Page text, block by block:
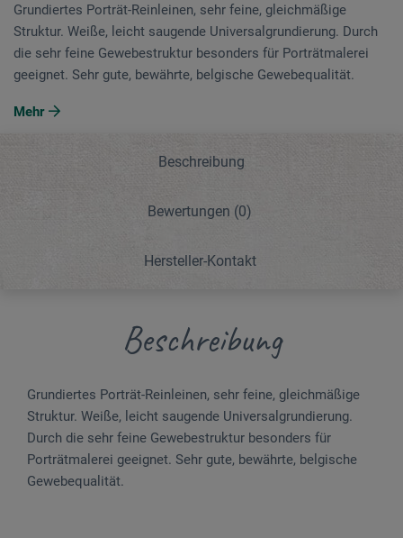
Grundiertes Porträt-Reinleinen, sehr feine, gleichmäßige
Struktur. Weiße, leicht saugende Universalgrundierung. Durch
die sehr feine Gewebestruktur besonders für Porträtmalerei
geeignet. Sehr gute, bewährte, belgische Gewebequalität.
Mehr
Beschreibung
Bewertungen (0)
Hersteller-Kontakt
Beschreibung
Grundiertes Porträt-Reinleinen, sehr feine, gleichmäßige
Struktur. Weiße, leicht saugende Universalgrundierung.
Durch die sehr feine Gewebestruktur besonders für
Porträtmalerei geeignet. Sehr gute, bewährte, belgische
Gewebequalität.